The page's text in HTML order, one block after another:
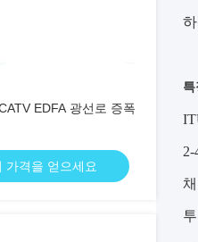
EDFA 광선로 증폭
가격을 얻으세요